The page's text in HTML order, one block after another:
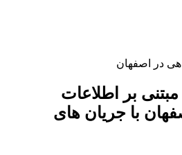
بر اطلاعات
با جریان های